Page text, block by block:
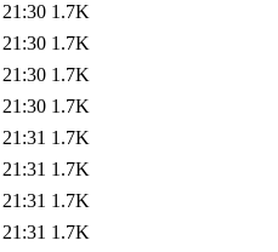
1.7K
1.7K
1.7K
1.7K
1.7K
1.7K
1.7K
1.7K